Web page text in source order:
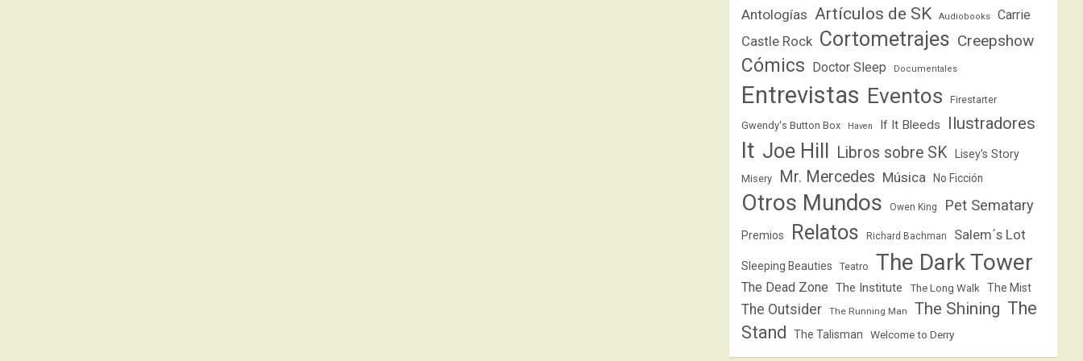
Antologías Artículos de SK Audiobooks Carrie
Castle Rock Cortometrajes Creepshow
Cómics Doctor Sleep Documentales
Entrevistas Eventos Firestarter
Gwendy's Button Box Haven If It Bleeds Ilustradores
It Joe Hill Libros sobre SK Lisey's Story
Misery Mr. Mercedes Música No Ficción
Otros Mundos Owen King Pet Sematary
Premios Relatos Richard Bachman Salem´s Lot
Sleeping Beauties Teatro The Dark Tower
The Dead Zone The Institute The Long Walk The Mist
The Outsider The Running Man The Shining The
Stand
The Talisman Welcome to Derry